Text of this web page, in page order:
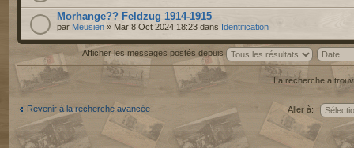
Morhange?? Feldzug 1914-1915
par Meusien » Mar 8 Oct 2024 18:23 dans Identification
Afficher les messages postés depuis
La recherche a
Revenir à la recherche avancée Aller à: